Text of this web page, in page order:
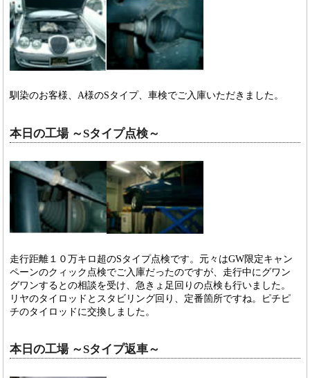
馴染のお客様、A様のSタイプ、車検でご入庫いただきました。
本日の工場 ～Sタイプ点検～
走行距離１０万キロ超のSタイプ点検です。元々はGW限定キャン
ペーンのクィック点検でご入庫だったのですが、走行中にグワン
グワンするとの相談を受け、急きょ足回りの点検も行いました。
リヤのタイロッドとスタビリング回り、定番箇所ですね。ピチピ
チのタイロッドに交換しました。
本日の工場 ～Sタイプ返車～